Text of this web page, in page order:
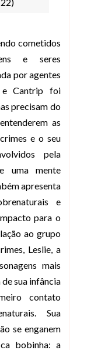
cometidos
e seres
por agentes
e Cantrip foi
precisam do
as
e o seu
pela
uma mente
apresenta
e
para o
ao grupo
Leslie, a
mais
sua infância
contato
Sua
se enganem
bobinha: a